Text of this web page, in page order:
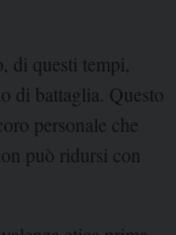
di questi tempi,
di battaglia. Questo
personale che
può ridursi con